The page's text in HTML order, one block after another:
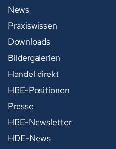
News
Praxiswissen
Downloads
Bildergalerien
Handel direkt
HBE-Positionen
Presse
HBE-Newsletter
HDE-News